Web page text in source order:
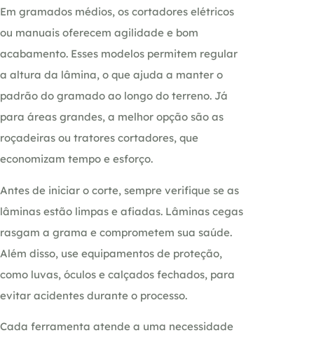
Em gramados médios, os cortadores elétricos
ou manuais oferecem agilidade e bom
acabamento. Esses modelos permitem regular
a altura da lâmina, o que ajuda a manter o
padrão do gramado ao longo do terreno. Já
para áreas grandes, a melhor opção são as
roçadeiras ou tratores cortadores, que
economizam tempo e esforço.
Antes de iniciar o corte, sempre verifique se as
lâminas estão limpas e afiadas. Lâminas cegas
rasgam a grama e comprometem sua saúde.
Além disso, use equipamentos de proteção,
como luvas, óculos e calçados fechados, para
evitar acidentes durante o processo.
Cada ferramenta atende a uma necessidade